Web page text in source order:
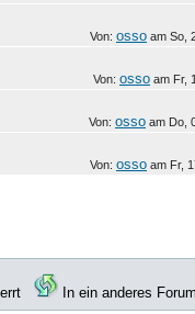
Von: osso am So,
Von: osso am Fr,
Von: osso am Do,
Von: osso am Fr,
In ein anderes